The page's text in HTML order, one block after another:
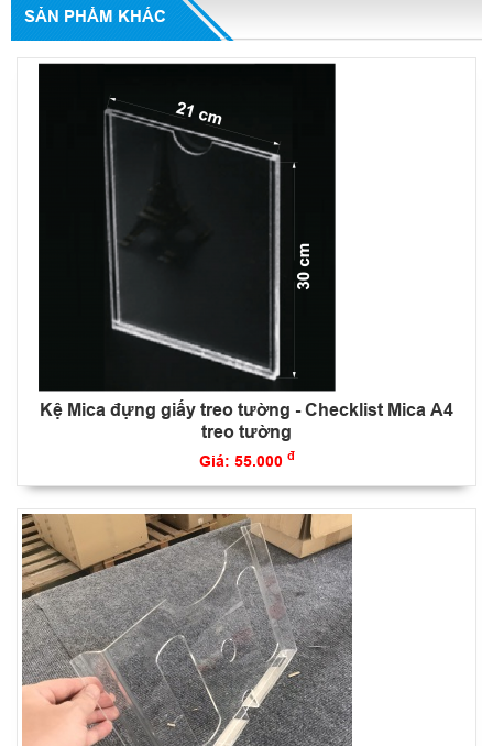
SẢN PHẨM KHÁC
Kệ Mica đựng giấy treo tường - Checklist Mica A4
treo tường
Giá: 55.000 đ